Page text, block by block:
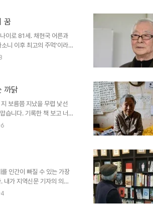
이 되는 거죠. 대통령 해먹
있을까요?..
꿈
이로 81세. 채현국 어른과
니 이후 최고의 주먹’이라
(姓)까지 붙여 ‘방배추’라
17명과 싸운 일이나 1954
깡패 3명..
까닭
보름쯤 지났을 무렵 낯선
습니다. 기록한 책 보고 너
운아가 아니라 복된 人生
23 대전에서 장형숙 할
흰 복사용지에 검정 볼펜..
인간이 빠질 수 있는 가장
내가 지역신문 기자의 의무
말했다. “절대로 나를 훌